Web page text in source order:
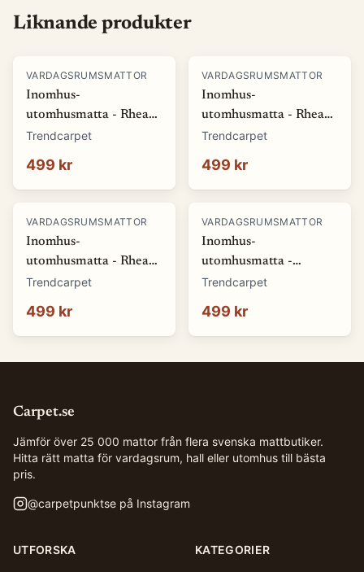
Liknande produkter
VARDAGSRUMSMATTOR
Inomhus-
utomhusmatta - Rhea
(vit) (Storlek: 80 x 150
Trendcarpet
499 kr
VARDAGSRUMSMATTOR
Inomhus-
utomhusmatta - Rhea
(beige) (Storlek: 80 x
Trendcarpet
499 kr
VARDAGSRUMSMATTOR
Inomhus-
utomhusmatta - Rhea
(natur) (Storlek: 80 x
Trendcarpet
499 kr
VARDAGSRUMSMATTOR
Inomhus-
utomhusmatta -
Somerville (blå)
Trendcarpet
499 kr
Carpet.se
Jämför över 25 000 mattor från flera svenska mattbutiker.
Hitta rätt matta för vardagsrum, hall eller utomhus till bästa
pris.
@carpetpunktse på Instagram
UTFORSKA KATEGORIER